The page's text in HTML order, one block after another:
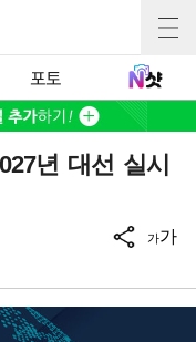
포토
년 대선 실시
가가